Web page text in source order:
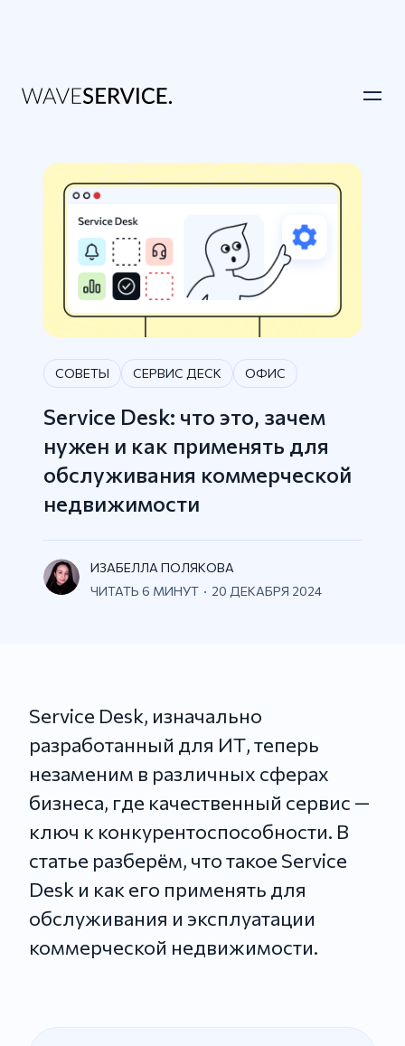
СОВЕТЫ СЕРВИС ДЕСК ОФИС
Service Desk: что это, зачем
нужен и как применять для
обслуживания коммерческой
недвижимости
ИЗАБЕЛЛА ПОЛЯКОВА
ЧИТАТЬ 6 МИНУТ 20 ДЕКАБРЯ 2024
Service Desk, изначально
разработанный для ИТ, теперь
незаменим в различных сферах
бизнеса, где качественный сервис —
ключ к конкурентоспособности. В
статье разберём, что такое Service
Desk и как его применять для
обслуживания и эксплуатации
коммерческой недвижимости.